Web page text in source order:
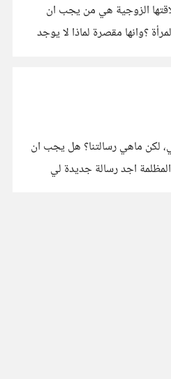
الزوجية هي من يجب ان
؟وانها مقصرة لماذا لا يوجد
لكن ماهي رسالتنا؟ هل يجب ان
اجد رسالة جديدة لي